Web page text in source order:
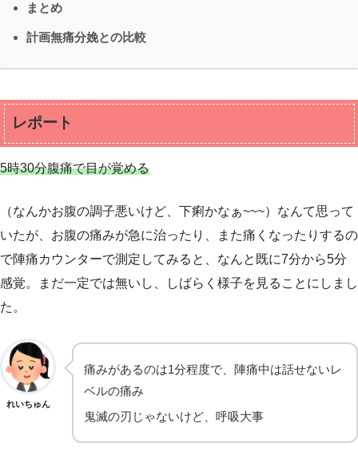
まとめ
計画無痛分娩との比較
レポート
5時30分腹痛で目が覚める
（なんかお腹の調子悪いけど、下痢かなぁ~~~）なんて思って
いたが、お腹の痛みが急に治ったり、また痛くなったりするの
で陣痛カウンターで測定してみると、なんと既に7分から5分
感覚。まだ一定では無いし、しばらく様子を見ることにしまし
た。
れいちゅん
痛みがあるのは1分程度で、陣痛中は話せないレ
ベルの痛み
鬼滅の刃じゃないけど、呼吸大事